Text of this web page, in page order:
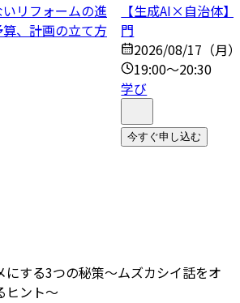
リフォームの進
、計画の立て方
【生成AI×自治体
門
2026/08/17（月
19:00～20:30
学び
今すぐ申し込む
にする3つの秘策～ムズカシイ話をオ
ヒント～